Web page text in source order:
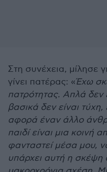
Στη συνέχεια, μίλησε
γίνει πατέρας: «Έχω
πατρότητας. Απλά δεν
βασικά δεν είναι
αφορά έναν άλλο
παιδί είναι μια κοινή
φανταστεί μέσα μου,
υπάρχει αυτή η σκέψη